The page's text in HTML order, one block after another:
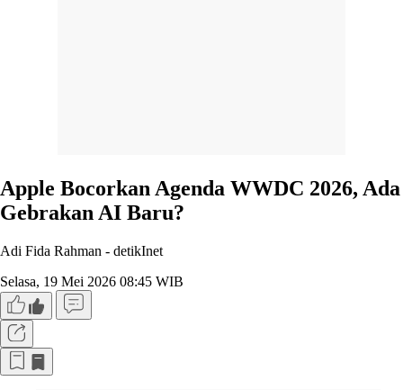
Apple Bocorkan Agenda WWDC 2026, Ada
Gebrakan AI Baru?
Adi Fida Rahman - detikInet
Selasa, 19 Mei 2026 08:45 WIB